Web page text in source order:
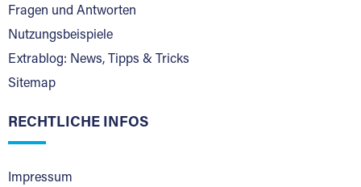
Fragen und Antworten
Nutzungsbeispiele
Extrablog: News, Tipps & Tricks
Sitemap
RECHTLICHE INFOS
Impressum